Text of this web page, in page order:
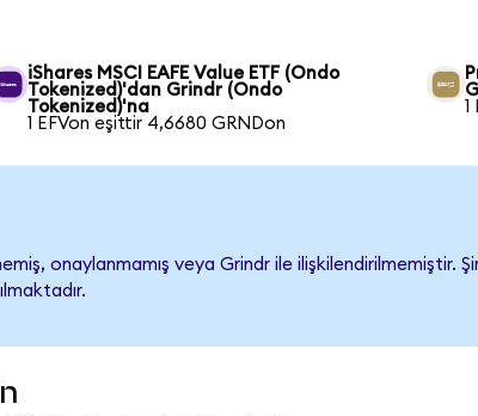
iShares MSCI EAFE Value ETF (Ondo
Tokenized)'dan Grindr (Ondo
Tokenized)'na
1 EFVon eşittir 4,6680 GRNDon
1
onaylanmamış veya Grindr ile ilişkilendirilmemiştir.